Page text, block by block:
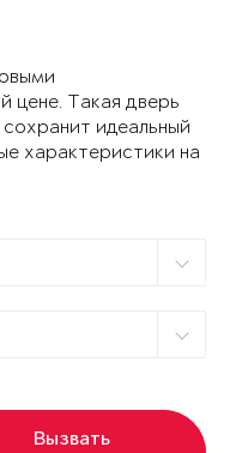
цене. Такая дверь
идеальный
характеристики на
Вызвать